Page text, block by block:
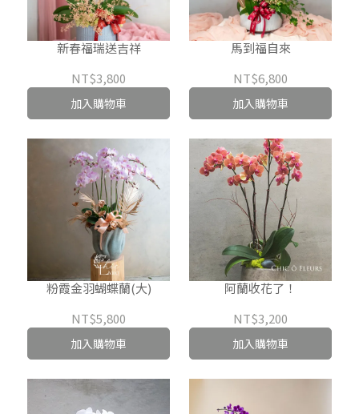
新春福瑞送吉祥
NT$3,800
加入購物車
馬到福自來
NT$6,800
加入購物車
粉霞金羽蝴蝶蘭(大)
NT$5,800
加入購物車
阿蘭收花了！
NT$3,200
加入購物車